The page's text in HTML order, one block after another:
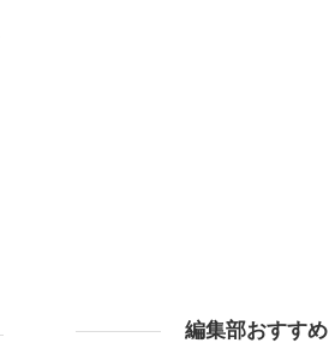
編集部おすすめ